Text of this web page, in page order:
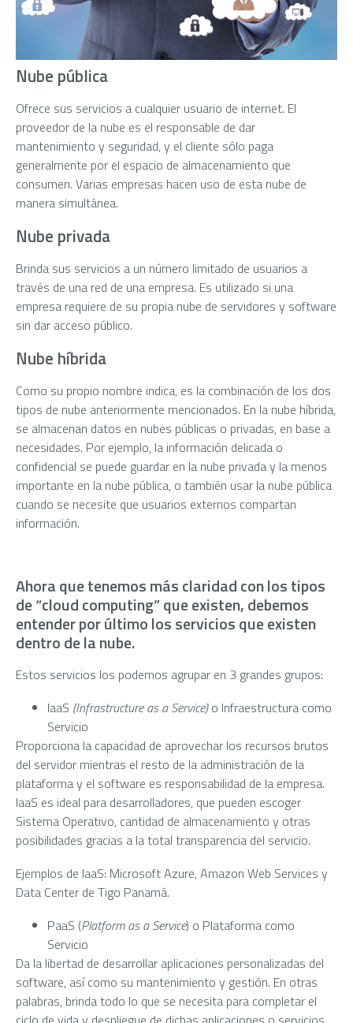
Nube pública
Ofrece sus servicios a cualquier usuario de internet. El
proveedor de la nube es el responsable de dar
mantenimiento y seguridad, y el cliente sólo paga
generalmente por el espacio de almacenamiento que
consumen. Varias empresas hacen uso de esta nube de
manera simultánea.
Nube privada
Brinda sus servicios a un número limitado de usuarios a
través de una red de una empresa. Es utilizado si una
empresa requiere de su propia nube de servidores y software
sin dar acceso público.
Nube híbrida
Como su propio nombre indica, es la combinación de los dos
tipos de nube anteriormente mencionados. En la nube híbrida,
se almacenan datos en nubes públicas o privadas, en base a
necesidades. Por ejemplo, la información delicada o
confidencial se puede guardar en la nube privada y la menos
importante en la nube pública, o también usar la nube pública
cuando se necesite que usuarios externos compartan
información.
Ahora que tenemos más claridad con los tipos
de “cloud computing” que existen, debemos
entender por último los servicios que existen
dentro de la nube.
Estos servicios los podemos agrupar en 3 grandes grupos:
IaaS (Infrastructure as a Service)o Infraestructura como
Servicio
Proporciona la capacidad de aprovechar los recursos brutos
del servidor mientras el resto de la administración de la
plataforma y el software es responsabilidad de la empresa.
IaaS es ideal para desarrolladores, que pueden escoger
Sistema Operativo, cantidad de almacenamiento y otras
posibilidades gracias a la total transparencia del servicio.
Ejemplos de IaaS: Microsoft Azure, Amazon Web Services y
Data Center de Tigo Panamá.
PaaS (Platform as a Service) o Plataforma como
Servicio
Da la libertad de desarrollar aplicaciones personalizadas del
software, así como su mantenimiento y gestión. En otras
palabras, brinda todo lo que se necesita para completar el